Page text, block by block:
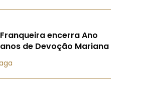
encerra Ano
de Devoção Mariana